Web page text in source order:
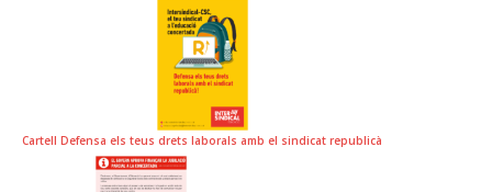
Cartell Defensa els teus drets laborals amb el sindicat republicà